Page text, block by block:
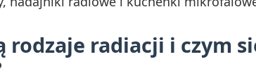
rodzaje radiacji i czym